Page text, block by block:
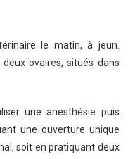
le matin, à jeun.
deux ovaires, situés dans
une anesthésie puis
une ouverture unique
soit en pratiquant deux